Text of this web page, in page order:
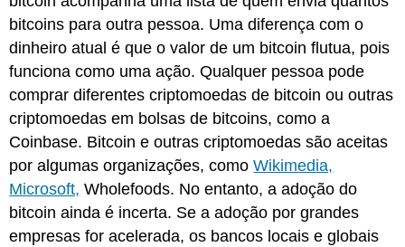
bitcoins para outra pessoa. Uma diferença com o
dinheiro atual é que o valor de um bitcoin flutua, pois
funciona como uma ação. Qualquer pessoa pode
comprar diferentes criptomoedas de bitcoin ou outras
criptomoedas em bolsas de bitcoins, como a
Coinbase. Bitcoin e outras criptomoedas são aceitas
por algumas organizações, comoWikimedia,
Microsoft, Wholefoods. No entanto, a adoção do
bitcoin ainda é incerta. Se a adoção por grandes
empresas for acelerada, os bancos locais e globais